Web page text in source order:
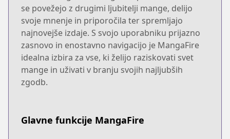
se povežejo z drugimi ljubitelji mange, delijo
svoje mnenje in priporočila ter spremljajo
najnovejše izdaje. S svojo uporabniku prijazno
zasnovo in enostavno navigacijo je MangaFire
idealna izbira za vse, ki želijo raziskovati svet
mange in uživati v branju svojih najljubših
zgodb.
Glavne funkcije MangaFire